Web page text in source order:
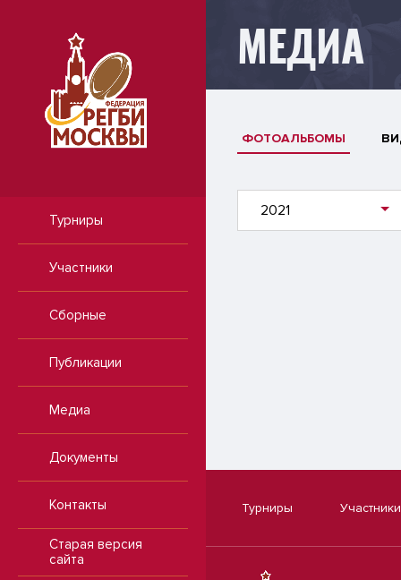
Турниры
Участники
Сборные
Публикации
Медиа
Документы
Контакты
Старая версия
сайта
МЕДИА
ФОТОАЛЬБОМЫ
2021
Турниры Участники